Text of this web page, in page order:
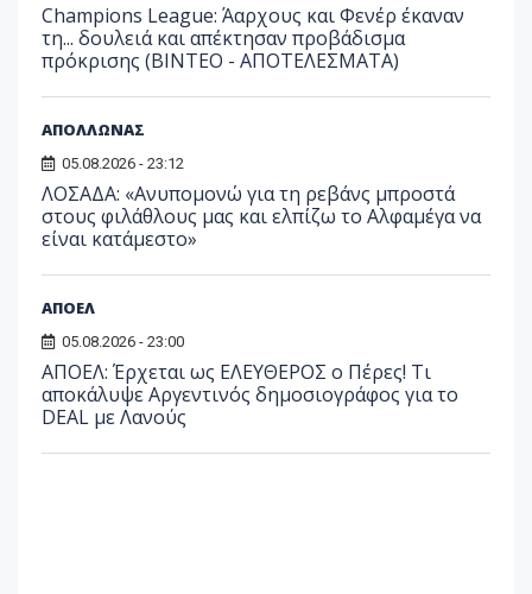
Champions League: Άαρχους και Φενέρ έκαναν
τη... δουλειά και απέκτησαν προβάδισμα
πρόκρισης (ΒΙΝΤΕΟ - ΑΠΟΤΕΛΕΣΜΑΤΑ)
ΑΠΟΛΛΩΝΑΣ
05.08.2026 - 23:12
ΛΟΣΑΔΑ: «Ανυπομονώ για τη ρεβάνς μπροστά
στους φιλάθλους μας και ελπίζω το Αλφαμέγα να
είναι κατάμεστο»
ΑΠΟΕΛ
05.08.2026 - 23:00
ΑΠΟΕΛ: Έρχεται ως ΕΛΕΥΘΕΡΟΣ ο Πέρες! Τι
αποκάλυψε Αργεντινός δημοσιογράφος για το
DEAL με Λανούς